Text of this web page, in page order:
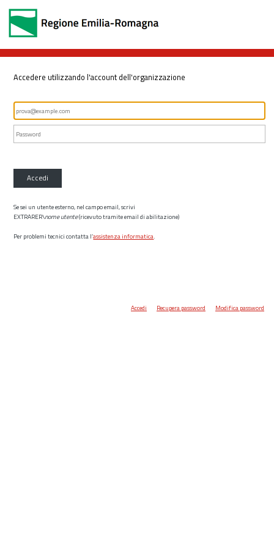
Accedere utilizzando l'account dell'organizzazione
Accedi
Se sei un utente esterno, nel campo email, scrivi
EXTRARER\nome utente(ricevuto tramite email di abilitazione)
Per problemi tecnici contatta l’assistenza informatica.
Accedi Recupera password Modifica password